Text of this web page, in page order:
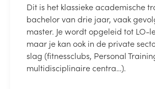
Dit is het klassieke academische
bachelor van drie jaar, vaak
master. Je wordt opgeleid tot LO-
maar je kan ook in de private
slag (fitnessclubs, Personal
multidisciplinaire centra…).